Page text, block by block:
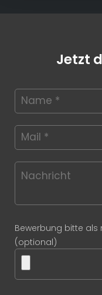
Jetzt
Bewerbung bitte als
(optional)